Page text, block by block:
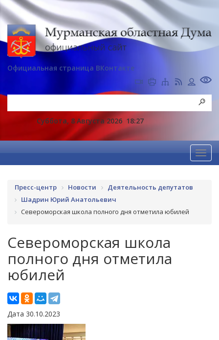
Официальная страница ВКонтакте
Суббота, 8 Августа 2026 18:27
Пресс-центр Новости
Деятельность депутатов
Шадрин Юрий Анатольевич
Североморская школа полного дня отметила юбилей
Североморская школа
полного дня отметила
юбилей
Дата 30.10.2023